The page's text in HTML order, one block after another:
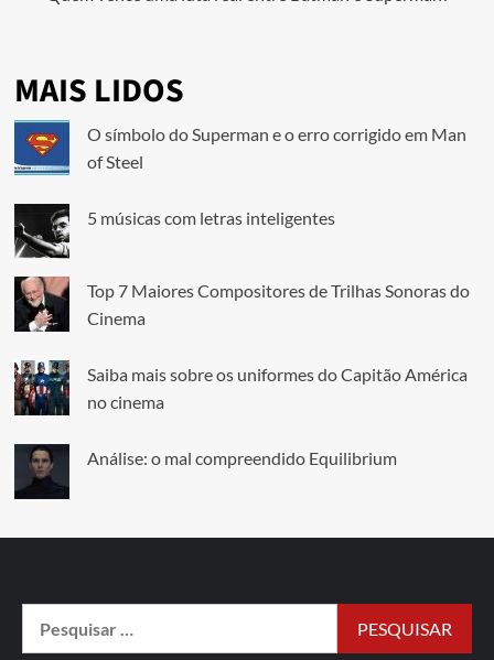
MAIS LIDOS
O símbolo do Superman e o erro corrigido em Man
of Steel
5 músicas com letras inteligentes
Top 7 Maiores Compositores de Trilhas Sonoras do
Cinema
Saiba mais sobre os uniformes do Capitão América
no cinema
Análise: o mal compreendido Equilibrium